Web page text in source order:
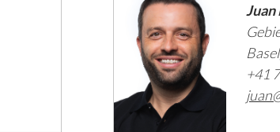
Juan
+41